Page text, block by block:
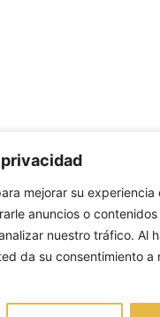
mejorar su experiencia
anuncios o contenidos
nuestro tráfico. Al
da su consentimiento a